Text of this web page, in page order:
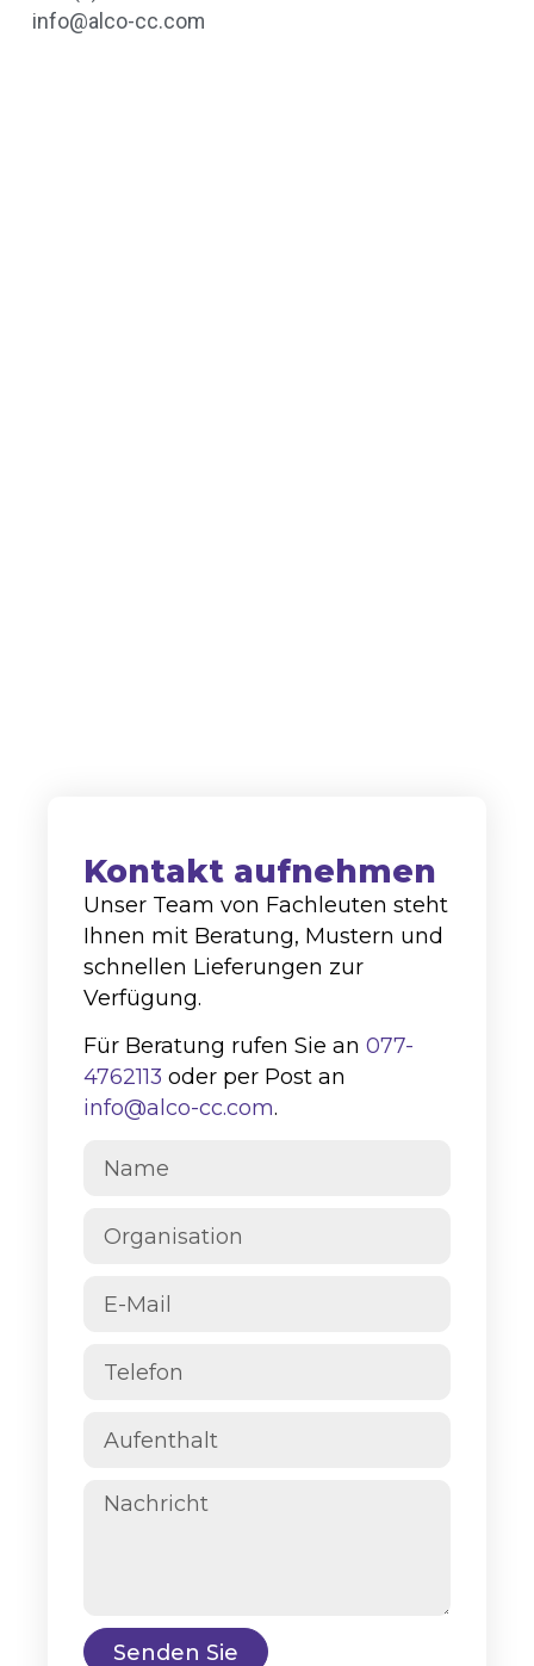
info@alco-cc.com
Kontakt aufnehmen
Unser Team von Fachleuten steht
Ihnen mit Beratung, Mustern und
schnellen Lieferungen zur
Verfügung.
Für Beratung rufen Sie an 077-
4762113 oder per Post an
info@alco-cc.com.
Senden Sie